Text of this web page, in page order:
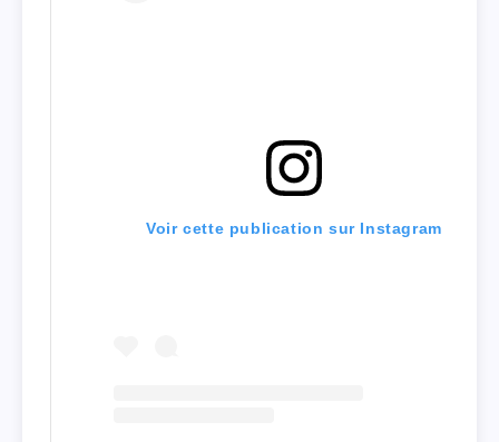
Voir cette publication sur Instagram